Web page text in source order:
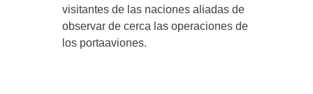
visitantes de las naciones aliadas de
observar de cerca las operaciones de
los portaaviones.